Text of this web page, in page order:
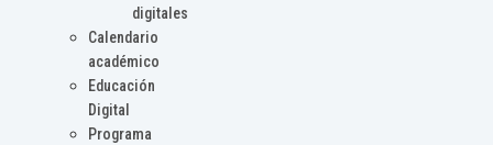
digitales
Calendario
académico
Educación
Digital
Programa